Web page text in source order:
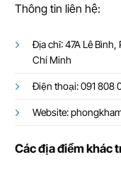
Thông tin liên hệ:
Địa chỉ: 47A Lê
Chí Minh
Điện thoại: 091 808
Website:
Các địa điểm khác